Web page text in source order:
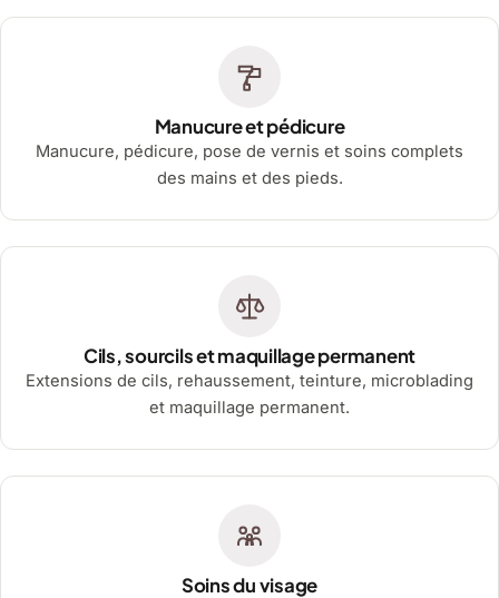
Manucure et pédicure
Manucure, pédicure, pose de vernis et soins complets
des mains et des pieds.
Cils, sourcils et maquillage permanent
Extensions de cils, rehaussement, teinture, microblading
et maquillage permanent.
Soins du visage